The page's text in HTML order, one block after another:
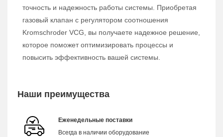
точность и надежность работы системы. Приобретая
газовый клапан с регулятором соотношения
Kromschroder VCG, вы получаете надежное решение,
которое поможет оптимизировать процессы и
повысить эффективность вашей системы.
Наши преимущества
Еженедельные поставки
Всегда в наличии оборудование